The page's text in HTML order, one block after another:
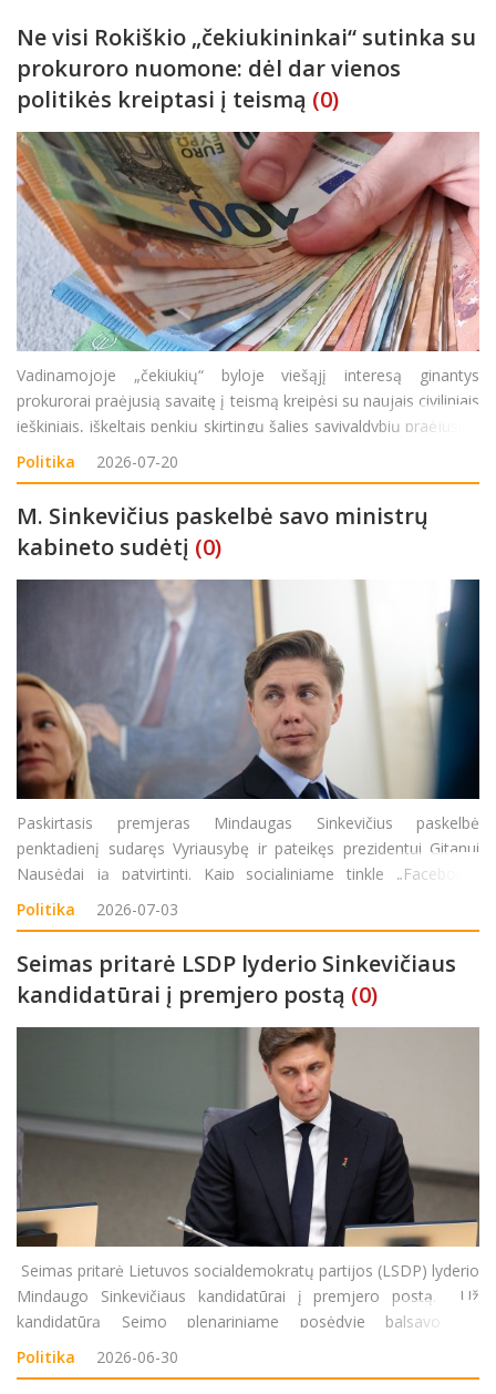
Ne visi Rokiškio „čekiukininkai“ sutinka su
prokuroro nuomone: dėl dar vienos
politikės kreiptasi į teismą (0)
Vadinamojoje „čekiukių“ byloje viešąjį interesą ginantys
prokurorai praėjusią savaitę į teismą kreipėsi su naujais civiliniais
ieškiniais, iškeltais penkių skirtingų šalies savivaldybių praėjusios
kadencijos tarybų nariams. Šį kartą dėmesys – Pakr
Politika 2026-07-20
M. Sinkevičius paskelbė savo ministrų
kabineto sudėtį (0)
Paskirtasis premjeras Mindaugas Sinkevičius paskelbė
penktadienį sudaręs Vyriausybę ir pateikęs prezidentui Gitanui
Nausėdai ją patvirtinti. Kaip socialiniame tinkle „Facebook“
nurodo M. Sinkevičius, prezidentui jis pateikė patvirtinti tokios
sudėties Vyriausybę: finansų ministra
Politika 2026-07-03
Seimas pritarė LSDP lyderio Sinkevičiaus
kandidatūrai į premjero postą (0)
Seimas pritarė Lietuvos socialdemokratų partijos (LSDP) lyderio
Mindaugo Sinkevičiaus kandidatūrai į premjero postą. Už
kandidatūrą Seimo plenariniame posėdyje balsavo 80
parlamentarų, 2 pasisakė prieš, dar 28 susilaikė. Tiesa, iš
koalicijos išmesti „au&scaro
Politika 2026-06-30